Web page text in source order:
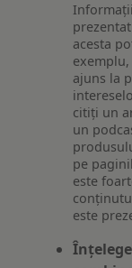
acesta
ajuns la
citiți un
un
pe
este
este